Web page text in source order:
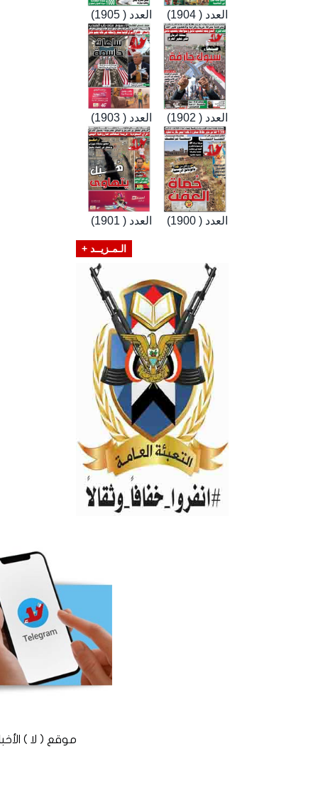
العدد ( 1905) العدد ( 1904)
العدد ( 1903) العدد ( 1902)
العدد ( 1901) العدد ( 1900)
الـمـزيــد +
موقع ( لا ) الأخباري المستقل ©